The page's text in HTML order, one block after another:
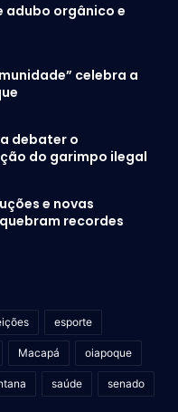
adubo orgânico e
celebra a
debater o
do garimpo ilegal
e novas
recordes
esporte
Macapá oiapoque
saúde senado